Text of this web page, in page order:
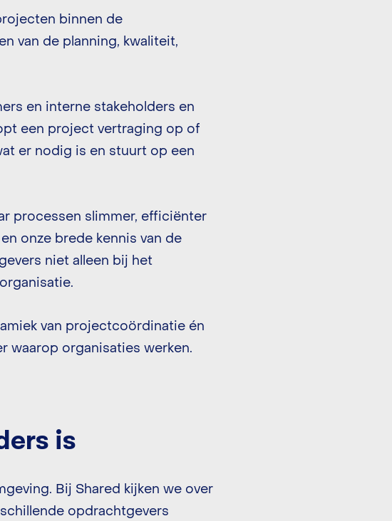
binnen de
van de planning, kwaliteit,
en interne stakeholders en
een project vertraging op of
er nodig is en stuurt op een
processen slimmer, efficiënter
onze brede kennis van de
niet alleen bij het
van projectcoördinatie én
waarop organisaties werken.
is
Bij Shared kijken we over
opdrachtgevers